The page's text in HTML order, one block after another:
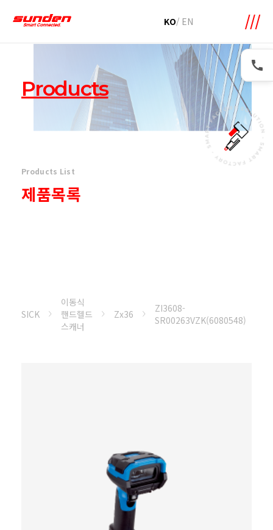
KO/ EN
Products
Products List
제품목록
SICK
이동식
핸드헬드
스캐너
Zx36
ZI3608-
SR00263VZK(6080548)